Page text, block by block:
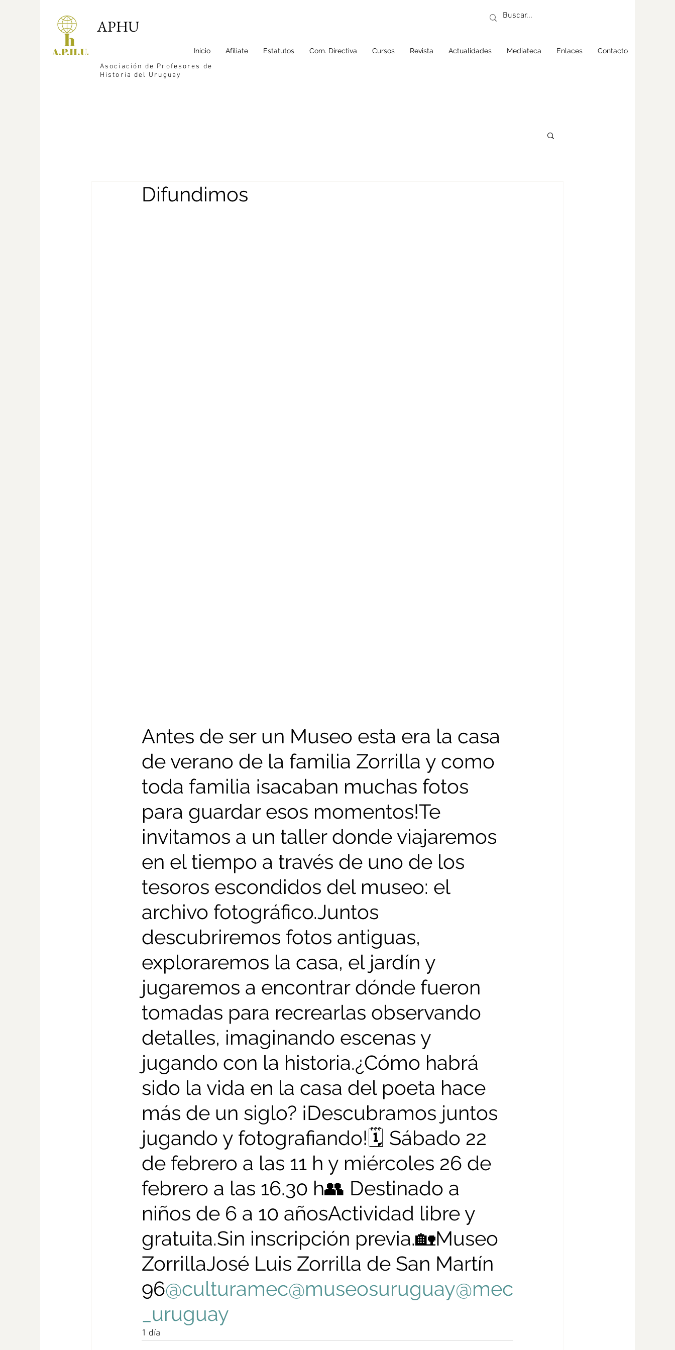
APHU
Asociación de Profesores de
Historia del Uruguay
Inicio Afíliate Estatutos Com. Directiva Cursos Revista Actualidades Mediateca Enlaces Contacto
Difundimos
Antes de ser un Museo esta era la casa
de verano de la familia Zorrilla y como
toda familia ¡sacaban muchas fotos
para guardar esos momentos!Te
invitamos a un taller donde viajaremos
en el tiempo a través de uno de los
tesoros escondidos del museo: el
archivo fotográfico.Juntos
descubriremos fotos antiguas,
exploraremos la casa, el jardín y
jugaremos a encontrar dónde fueron
tomadas para recrearlas observando
detalles, imaginando escenas y
jugando con la historia.¿Cómo habrá
sido la vida en la casa del poeta hace
más de un siglo? ¡Descubramos juntos
jugando y fotografiando!🗓️ Sábado 22
de febrero a las 11 h y miércoles 26 de
febrero a las 16.30 h👥 Destinado a
niños de 6 a 10 añosActividad libre y
gratuita.Sin inscripción previa.🏡Museo
ZorrillaJosé Luis Zorrilla de San Martín
96@culturamec@museosuruguay@mec
_uruguay
1 día